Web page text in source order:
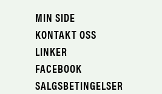
MIN SIDE
KONTAKT OSS
LINKER
FACEBOOK
SALGSBETINGELSER